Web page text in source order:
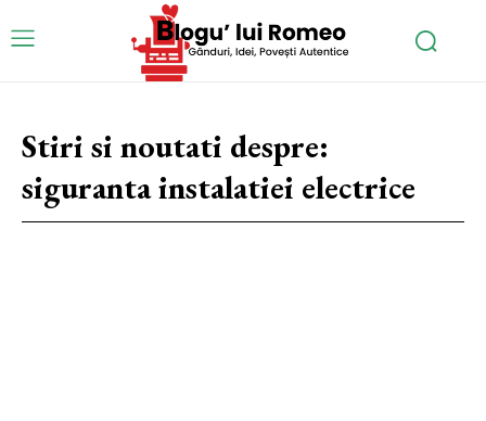
Stiri si noutati despre:
siguranta instalatiei electrice